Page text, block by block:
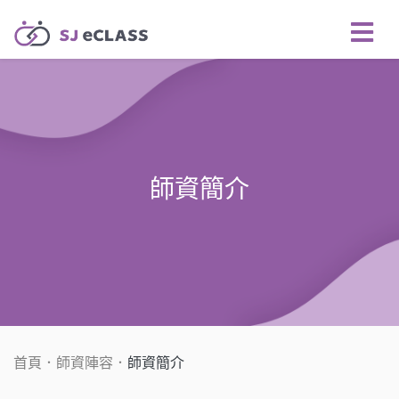
師資簡介
首頁 師資陣容 師資簡介